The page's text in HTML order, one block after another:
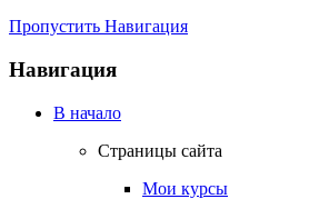
Пропустить Навигация
Навигация
В начало
Страницы сайта
Мои курсы